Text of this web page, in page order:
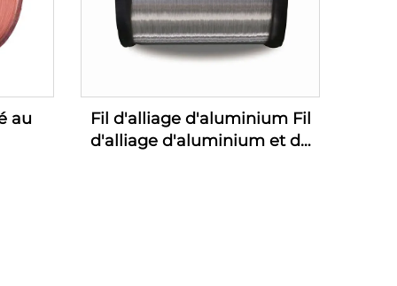
au
Fil d'alliage d'aluminium Fil
d'alliage d'aluminium et de